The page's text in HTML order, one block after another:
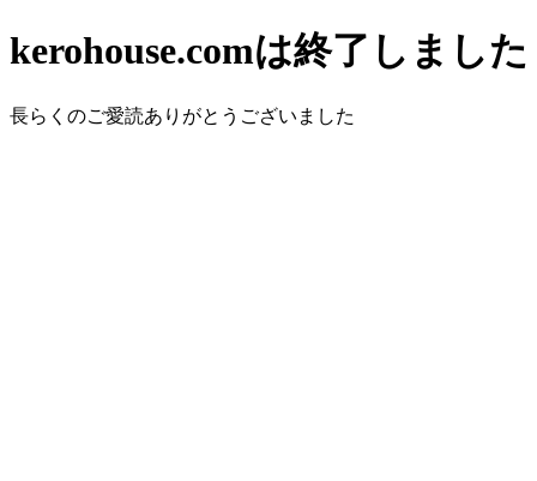
kerohouse.comは終了しました
長らくのご愛読ありがとうございました